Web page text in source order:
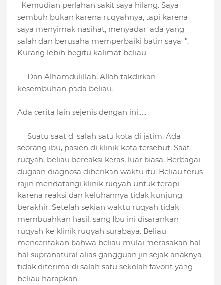
_Kemudian perlahan sakit saya hilang. Saya
sembuh bukan karena ruqyahnya, tapi karena
saya menyimak nasihat, menyadari ada yang
salah dan berusaha memperbaiki batin saya_",
Kurang lebih begitu kalimat beliau.
Dan Alhamdulillah, Alloh takdirkan
kesembuhan pada beliau.
Ada cerita lain sejenis dengan ini…..
Suatu saat di salah satu kota di jatim. Ada
seorang ibu, pasien di klinik kota tersebut. Saat
ruqyah, beliau bereaksi keras, luar biasa. Berbagai
dugaan diagnosa diberikan waktu itu. Beliau terus
rajin mendatangi klinik ruqyah untuk terapi
karena reaksi dan keluhannya tidak kunjung
berakhir. Setelah sekian waktu ruqyah tidak
membuahkan hasil, sang Ibu ini disarankan
ruqyah ke klinik ruqyah surabaya. Beliau
menceritakan bahwa beliau mulai merasakan hal-
hal supranatural alias gangguan jin sejak anaknya
tidak diterima di salah satu sekolah favorit yang
beliau harapkan.